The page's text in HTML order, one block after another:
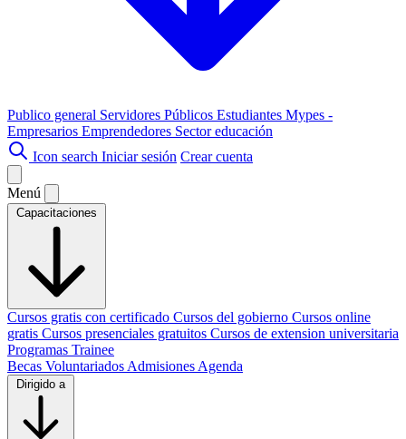
Publico general Servidores Públicos Estudiantes Mypes -
Empresarios Emprendedores Sector educación
Icon search Iniciar sesión Crear cuenta
Menú
Capacitaciones
Cursos gratis con certificado Cursos del gobierno Cursos online
gratis Cursos presenciales gratuitos Cursos de extension universitaria
Programas Trainee
Becas Voluntariados Admisiones Agenda
Dirigido a